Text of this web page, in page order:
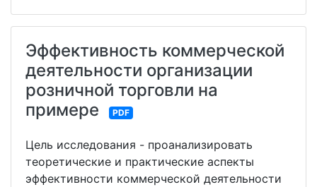
Эффективность коммерческой
деятельности организации
розничной торговли на
примере
PDF
Цель исследования - проанализировать
теоретические и практические аспекты
эффективности коммерческой деятельности